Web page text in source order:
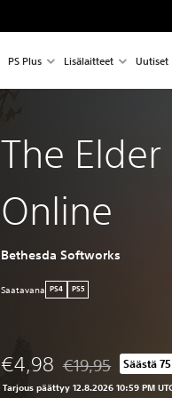
PS Plus Lisälaitteet Uutiset
The Elder
Online
Bethesda Softworks
Saatavana PS4 PS5
€4,98 Alennettu
€19,95 Säästä
Tarjous päättyy 12.8.2026 10:59 PM